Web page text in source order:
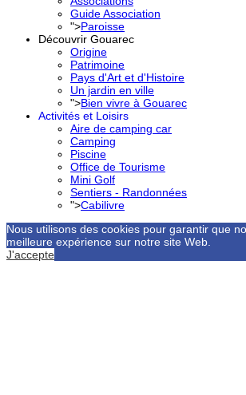
Guide Association
">Paroisse
Découvrir Gouarec
Origine
Patrimoine
Pays d'Art et d'Histoire
Un jardin en ville
">Bien vivre à Gouarec
Activités et Loisirs
Aire de camping car
Camping
Piscine
Office de Tourisme
Mini Golf
Sentiers - Randonnées
">Cabilivre
Nous utilisons des cookies pour garantir que
meilleure expérience sur notre site Web.
J'accepte